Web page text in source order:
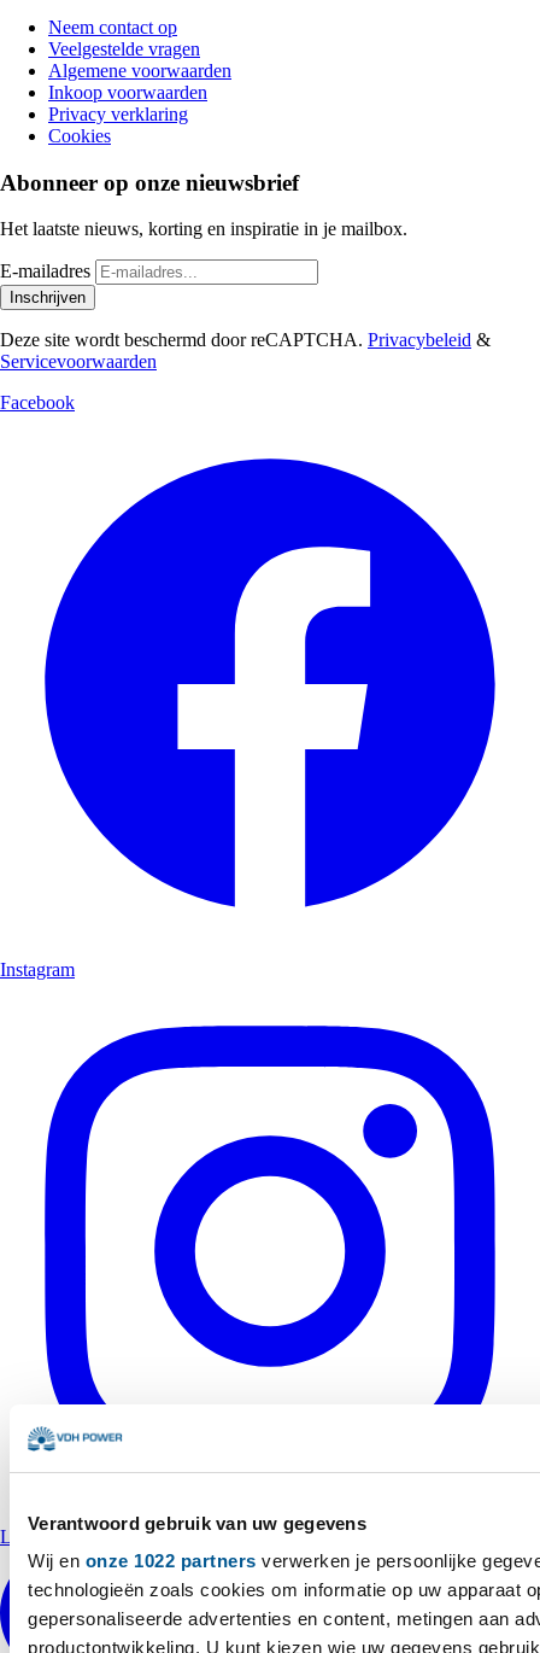
Verantwoord gebruik van uw gegevens
Wij en onze 1022 partners verwerken je persoonlijke
technologieën zoals cookies om informatie op uw apparaat
gepersonaliseerde advertenties en content, metingen aan
productontwikkeling. U kunt kiezen wie uw gegevens
Neem contact op
Veelgestelde vragen
Algemene voorwaarden
Inkoop voorwaarden
Privacy verklaring
Cookies
Abonneer op onze nieuwsbrief
Het laatste nieuws, korting en inspiratie in je mailbox.
E-mailadres
Inschrijven
Deze site wordt beschermd door reCAPTCHA. Privacybeleid &
Servicevoorwaarden
Facebook
Instagram
LinkedIn